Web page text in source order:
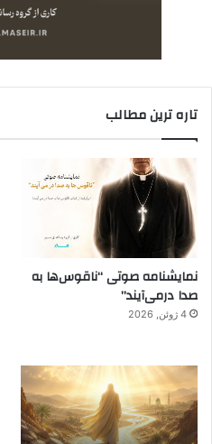
تاره ترین مطالب
نمایشنامه صوتی “ناقوس‌ها به
صدا در‌می‌آیند”
4 ژوئن, 2026